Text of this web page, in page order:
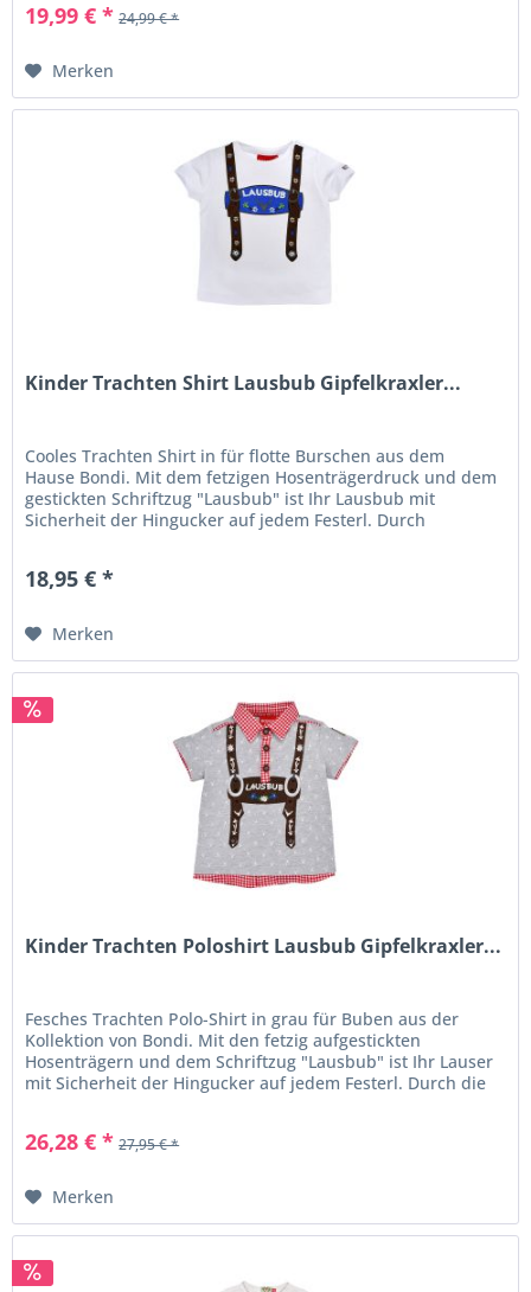
19,99 € * 24,99 € *
Merken
Kinder Trachten Shirt Lausbub Gipfelkraxler...
Cooles Trachten Shirt in für flotte Burschen aus dem
Hause Bondi. Mit dem fetzigen Hosenträgerdruck und dem
gestickten Schriftzug "Lausbub" ist Ihr Lausbub mit
Sicherheit der Hingucker auf jedem Festerl. Durch
18,95 € *
Merken
Kinder Trachten Poloshirt Lausbub Gipfelkraxler...
Fesches Trachten Polo-Shirt in grau für Buben aus der
Kollektion von Bondi. Mit den fetzig aufgestickten
Hosenträgern und dem Schriftzug "Lausbub" ist Ihr Lauser
mit Sicherheit der Hingucker auf jedem Festerl. Durch die
26,28 € * 27,95 € *
Merken